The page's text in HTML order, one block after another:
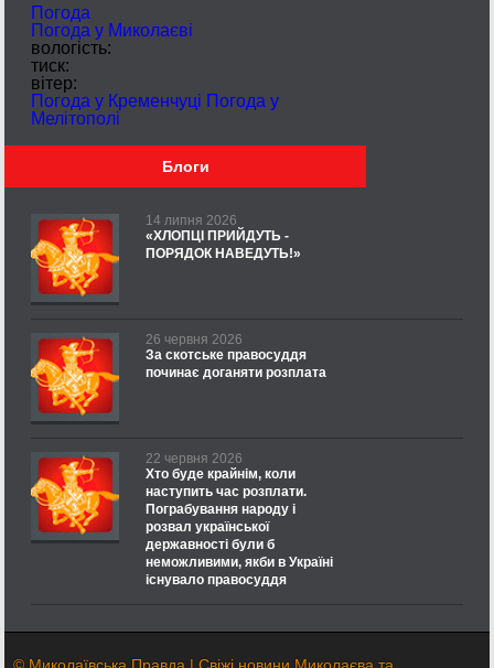
Погода
Погода у Миколаєві
вологість:
тиск:
вітер:
Погода у Кременчуці Погода у
Мелітополі
Блоги
14 липня 2026
«ХЛОПЦІ ПРИЙДУТЬ -
ПОРЯДОК НАВЕДУТЬ!»
26 червня 2026
За скотське правосуддя
починає доганяти розплата
22 червня 2026
Хто буде крайнім, коли
наступить час розплати.
Пограбування народу і
розвал української
державності були б
неможливими, якби в Україні
існувало правосуддя